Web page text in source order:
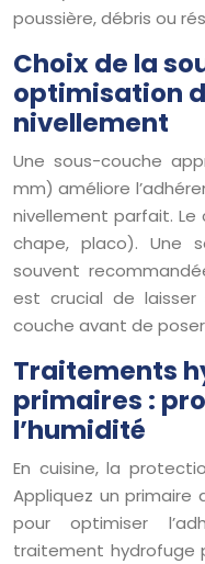
poussière, débris ou
Choix de la
optimisation
nivellement
Une sous-couche
mm) améliore
nivellement parfait.
chape, placo). Une
souvent
est crucial de
couche avant de
Traitements
primaires :
l’humidité
En cuisine, la
Appliquez un primaire
pour optimiser
traitement hydrofuge